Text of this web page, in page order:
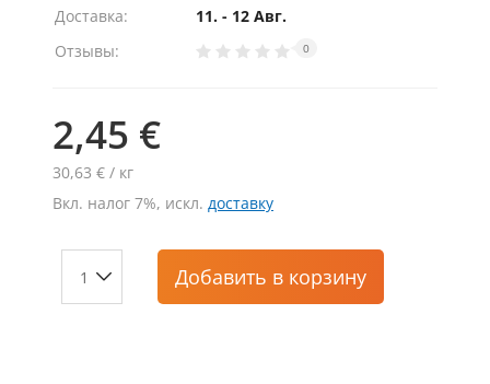
Доставка:
11. - 12 Авг.
Отзывы:
0
2,45 €
30,63 € / кг
Вкл. налог 7%, искл. доставку
Добавить в корзину